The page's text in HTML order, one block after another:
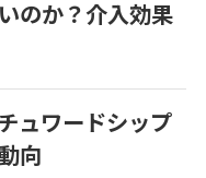
のか？介入効果
ュワードシップ
向